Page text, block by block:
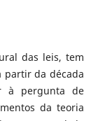
das leis, tem
partir da década
à pergunta de
da teoria